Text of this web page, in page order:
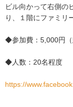
ビル向かって右側の
り、１階にファミリ
◆参加費：5,000円（
◆人数：20名程度
https://